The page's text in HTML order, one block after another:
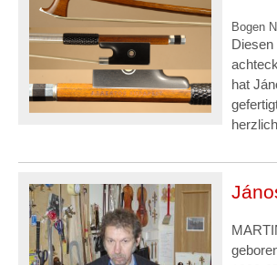
Bogen
hat